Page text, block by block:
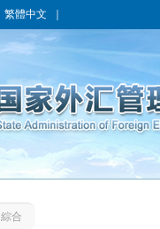
繁體中文
綜合